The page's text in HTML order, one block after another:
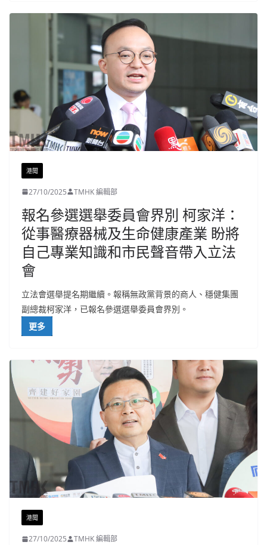
港聞
27/10/2025 TMHK 編輯部
報名參選選舉委員會界別 柯家洋：
從事醫療器械及生命健康產業 盼將
自己專業知識和市民聲音帶入立法
會
立法會選舉提名期繼續。報稱無政黨背景的商人、穩健集團
副總裁柯家洋，已報名參選選舉委員會界別。
更多
港聞
27/10/2025 TMHK 編輯部